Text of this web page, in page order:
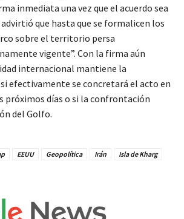
inmediata una vez que el acuerdo sea
que hasta que se formalicen los
sobre el territorio persa
vigente”. Con la firma aún
internacional mantiene la
efectivamente se concretará el acto en
próximos días o si la confrontación
del Golfo.
EEUU Geopolítica Irán
Isla de Kharg